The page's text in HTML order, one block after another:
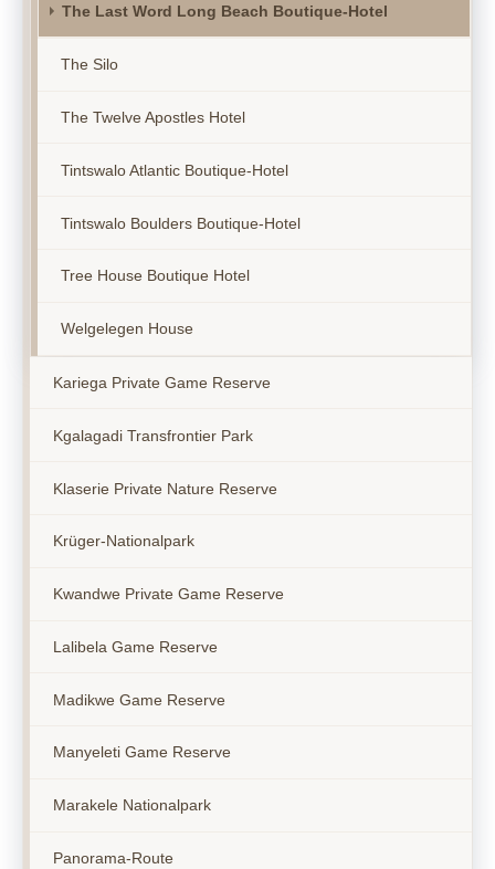
The Last Word Long Beach Boutique-Hotel
The Silo
The Twelve Apostles Hotel
Tintswalo Atlantic Boutique-Hotel
Tintswalo Boulders Boutique-Hotel
Tree House Boutique Hotel
Welgelegen House
Kariega Private Game Reserve
Kgalagadi Transfrontier Park
Klaserie Private Nature Reserve
Krüger-Nationalpark
Kwandwe Private Game Reserve
Lalibela Game Reserve
Madikwe Game Reserve
Manyeleti Game Reserve
Marakele Nationalpark
Panorama-Route